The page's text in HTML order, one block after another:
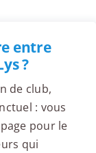
entre
?
de club,
: vous
pour le
qui